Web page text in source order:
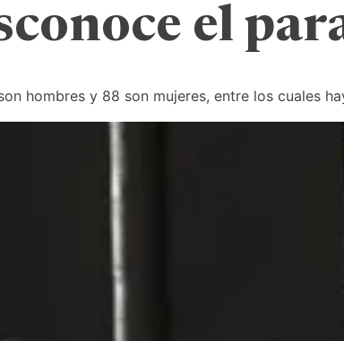
el
hombres y 88 son mujeres, entre los cuales